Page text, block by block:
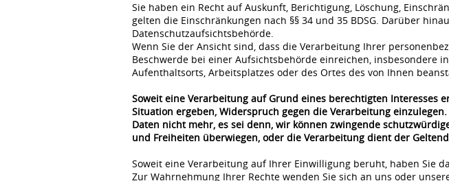
Sie haben ein Recht auf Auskunft, Berichtigung, Löschung,
gelten die Einschränkungen nach §§ 34 und 35 BDSG. Darüber
Datenschutzaufsichtsbehörde.
Wenn Sie der Ansicht sind, dass die Verarbeitung Ihrer
Beschwerde bei einer Aufsichtsbehörde einreichen, insbesondere
Aufenthaltsorts, Arbeitsplatzes oder des Ortes des von Ihnen
Soweit eine Verarbeitung auf Grund eines berechtigten Interesses
Situation ergeben, Widerspruch gegen die Verarbeitung
Daten nicht mehr, es sei denn, wir können zwingende
und Freiheiten überwiegen, oder die Verarbeitung dient der
Soweit eine Verarbeitung auf Ihrer Einwilligung beruht, haben Sie
Zur Wahrnehmung Ihrer Rechte wenden Sie sich an uns oder